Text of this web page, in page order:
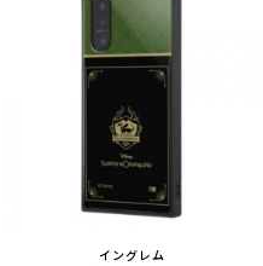
イングレム